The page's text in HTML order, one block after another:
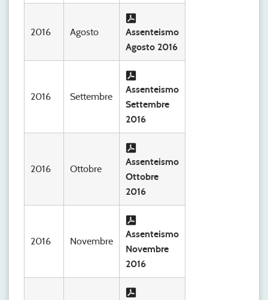
2016 Agosto
Assenteismo
Agosto 2016
2016 Settembre
Assenteismo
Settembre
2016
2016 Ottobre
Assenteismo
Ottobre
2016
2016 Novembre
Assenteismo
Novembre
2016